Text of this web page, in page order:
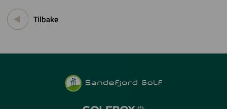
Tilbake